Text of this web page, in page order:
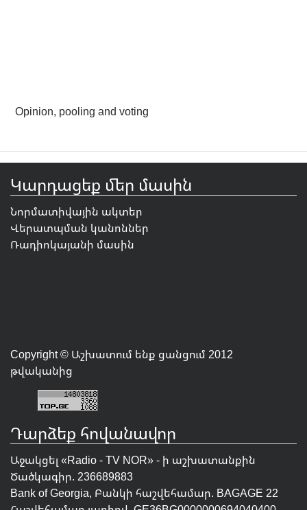
Opinion, pooling and voting
Կարդացեք մեր մասին
Նորմատիվային ակտեր
Վերատպման կանոններ
Ռադիոկայանի մասին
Copyright © Աշխատում ենք ցանցում 2012
թվականից
Դարձեք հովանավոր
Աջակցել «Radio - TV NOR» - ի աշխատանքին
Ծածկագիր. 236689883
Bank of Georgia, Բանկի հաշվեհամար. BAGAGE 22